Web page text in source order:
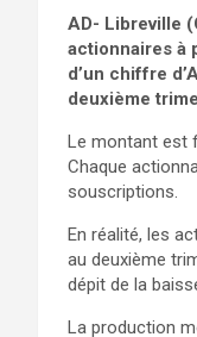
AD- Libreville
actionnaires à
d’un chiffre
deuxième
Le montant est
Chaque
souscriptions.
En réalité, les
au deuxième
dépit de la
La production